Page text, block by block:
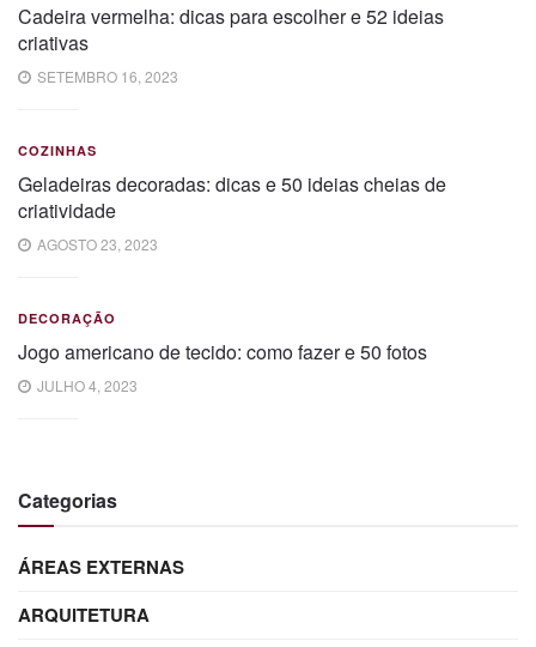
Cadeira vermelha: dicas para escolher e 52 ideias
criativas
SETEMBRO 16, 2023
COZINHAS
Geladeiras decoradas: dicas e 50 ideias cheias de
criatividade
AGOSTO 23, 2023
DECORAÇÃO
Jogo americano de tecido: como fazer e 50 fotos
JULHO 4, 2023
Categorias
ÁREAS EXTERNAS
ARQUITETURA